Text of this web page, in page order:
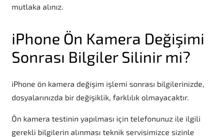
mutlaka alınız.
iPhone Ön Kamera Değişimi
Sonrası Bilgiler Silinir mi?
iPhone ön kamera değişim işlemi sonrası bilgilerinizde,
dosyalarınızda bir değişiklik, farklılık olmayacaktır.
Ön kamera testinin yapılması için telefonunuz ile ilgili
gerekli bilgilerin alınması teknik servisimizce sizinle